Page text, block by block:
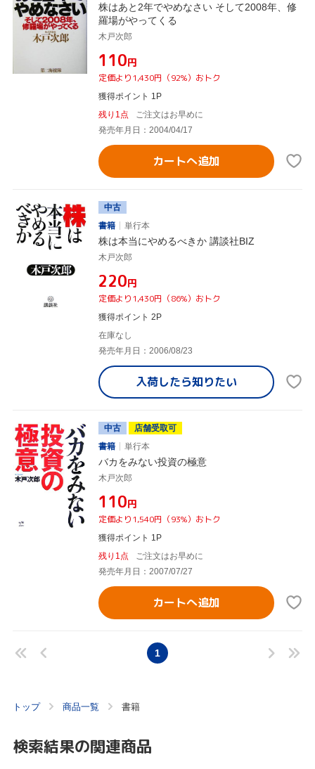
株はあと2年でやめなさい そして2008年、修
羅場がやってくる
木戸次郎
¥110円
定価より1,430円（92%）おトク
獲得ポイント 1P
残り1点
ご注文はお早めに
発売年月日：2004/04/17
カートへ追加
中古
書籍
単行本
株は本当にやめるべきか 講談社BIZ
木戸次郎
¥220円
定価より1,430円（86%）おトク
獲得ポイント 2P
在庫なし
発売年月日：2006/08/23
入荷したら知りたい
中古
店舗受取可
書籍
単行本
バカをみない投資の極意
木戸次郎
¥110円
定価より1,540円（93%）おトク
獲得ポイント 1P
残り1点
ご注文はお早めに
発売年月日：2007/07/27
カートへ追加
1
トップ 商品一覧 書籍
検索結果の関連商品